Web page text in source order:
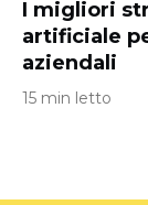
I migliori
artificiale
aziendali
15 min letto